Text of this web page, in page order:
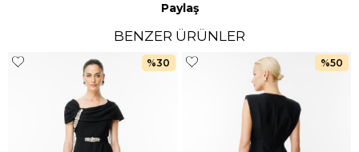
Paylaş
BENZER ÜRÜNLER
%30 %50